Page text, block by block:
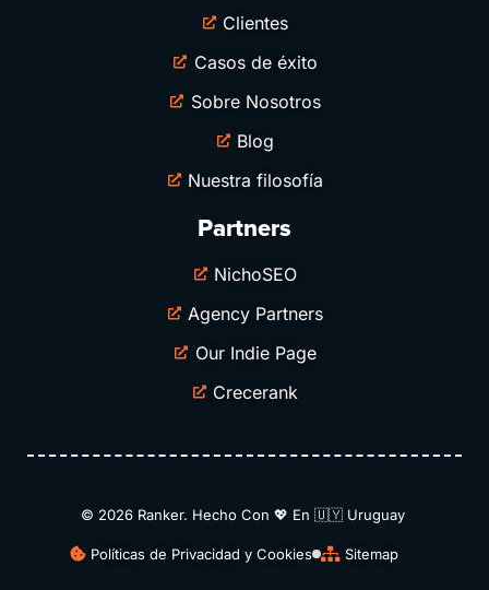
Clientes
Casos de éxito
Sobre Nosotros
Blog
Nuestra filosofía
Partners
NichoSEO
Agency Partners
Our Indie Page
Crecerank
© 2026 Ranker. Hecho Con 💖 En 🇺🇾​ Uruguay
Políticas de Privacidad y Cookies Sitemap